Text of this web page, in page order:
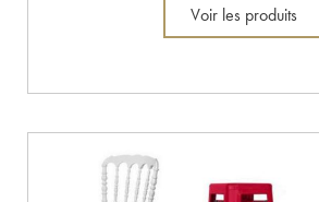
Voir les produits